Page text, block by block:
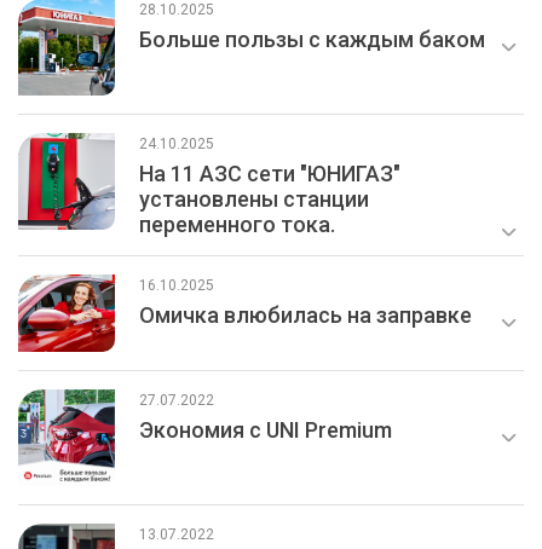
28.10.2025
Больше пользы с каждым баком
24.10.2025
На 11 АЗС сети "ЮНИГАЗ"
установлены станции
переменного тока.
16.10.2025
Омичка влюбилась на заправке
27.07.2022
Экономия с UNI Premium
13.07.2022